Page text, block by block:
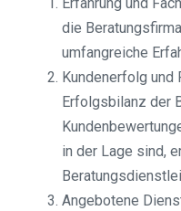
die
umfangreiche
Kundenerfolg und
Erfolgsbilanz der
in der Lage sind,
Angebotene